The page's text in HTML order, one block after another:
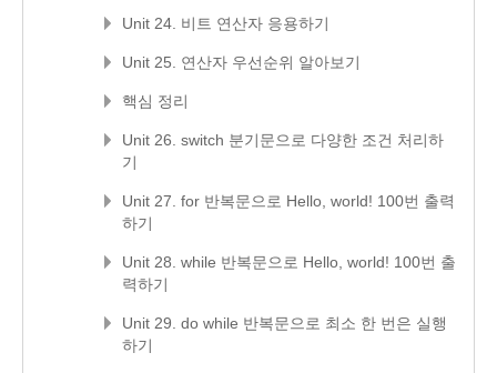
Unit 24. 비트 연산자 응용하기
Unit 25. 연산자 우선순위 알아보기
핵심 정리
Unit 26. switch 분기문으로 다양한 조건 처리하
기
Unit 27. for 반복문으로 Hello, world! 100번 출력
하기
Unit 28. while 반복문으로 Hello, world! 100번 출
력하기
Unit 29. do while 반복문으로 최소 한 번은 실행
하기